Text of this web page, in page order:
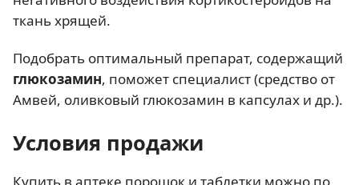
ткань хрящей.
Подобрать оптимальный препарат, содержащий
глюкозамин, поможет специалист (средство от
Амвей, оливковый глюкозамин в капсулах и др.).
Условия продажи